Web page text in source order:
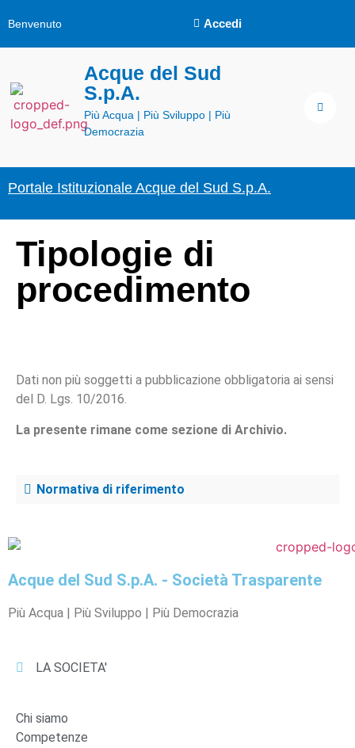
Benvenuto Accedi
Acque del Sud
S.p.A.
Più Acqua | Più Sviluppo | Più
Democrazia
Portale Istituzionale Acque del Sud S.p.A.
Tipologie di
procedimento
Dati non più soggetti a pubblicazione obbligatoria ai sensi
del D. Lgs. 10/2016.
La presente rimane come sezione di Archivio.
Normativa di riferimento
Acque del Sud S.p.A. - Società Trasparente
Più Acqua | Più Sviluppo | Più Democrazia
LA SOCIETA'
Chi siamo
Competenze